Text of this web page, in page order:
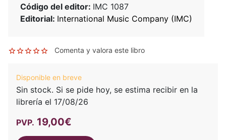
Código del editor: IMC 1087
Editorial: International Music Company (IMC)
Comenta y valora este libro
Disponible en breve
Sin stock. Si se pide hoy, se estima recibir en la
librería el 17/08/26
PVP. 19,00€